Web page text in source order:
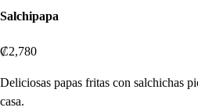
Salchipapa
₡2,780
Deliciosas papas fritas con salchichas
casa.